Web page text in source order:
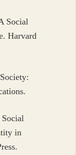
Social
Harvard
in